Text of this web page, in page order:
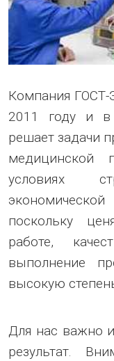
Компания ГОСТ-
2011 году и в
решает задачи
медицинской
условиях
поскольку
работе,
выполнение
высокую
Для нас важно
результат.